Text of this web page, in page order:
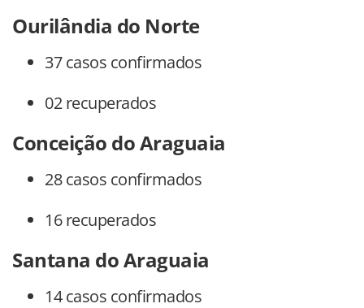
Ourilândia do Norte
37 casos confirmados
02 recuperados
Conceição do Araguaia
28 casos confirmados
16 recuperados
Santana do Araguaia
14 casos confirmados